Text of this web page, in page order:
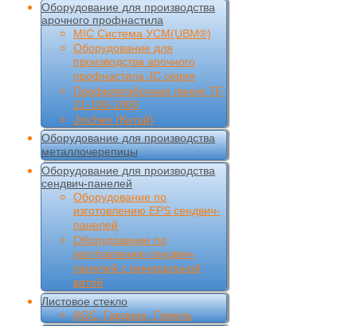
Оборудование для производства
арочного профнастила
MIC Cистема УCM(UBM®)
Оборудование для
производства арочного
профнастила JC серия
Профилегибочная линия TF
21-100-1000
Jinchen (Китай)
Оборудование для производства
металлочерепицы
Оборудование для производства
сендвич-панелей
Оборудование по
изготовлению EPS сендвич-
панелей
Оборудование по
изготовлению сендвич-
панелей с минеральной
ватой
Листовое стекло
AGC, Гардиан, Гомель